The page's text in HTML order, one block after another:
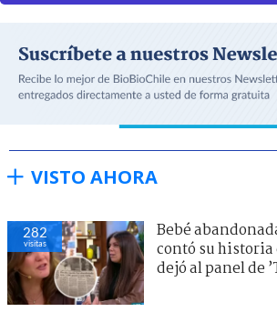
VISTO AHORA
282
visitas
Bebé
contó su historia
dejó al panel de